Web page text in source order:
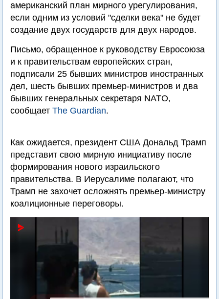
американский план мирного урегулирования,
если одним из условий "сделки века" не будет
создание двух государств для двух народов.
Письмо, обращенное к руководству Евросоюза
и к правительствам европейских стран,
подписали 25 бывших министров иностранных
дел, шесть бывших премьер-министров и два
бывших генеральных секретаря NATO,
сообщает The Guardian.
Как ожидается, президент США Дональд Трамп
представит свою мирную инициативу после
формирования нового израильского
правительства. В Иерусалиме полагают, что
Трамп не захочет осложнять премьер-министру
коалиционные переговоры.